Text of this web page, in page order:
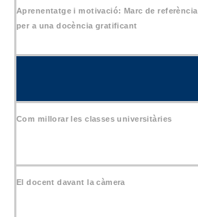
Aprenentatge i motivació: Marc de referència
per a una docència gratificant
Com millorar les classes universitàries
El docent davant la càmera